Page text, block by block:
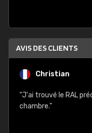
AVIS DES CLIENTS
Christian
"J'ai trouvé le RAL
chambre."